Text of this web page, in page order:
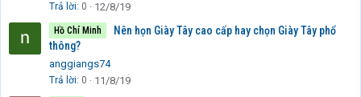
Trả lời 0 12/8/19
Hồ Chí Minh
Nên họn Giày Tây cao cấp hay chọn Giày Tây phổ
thông?
anggiangs74
Trả lời 0 11/8/19